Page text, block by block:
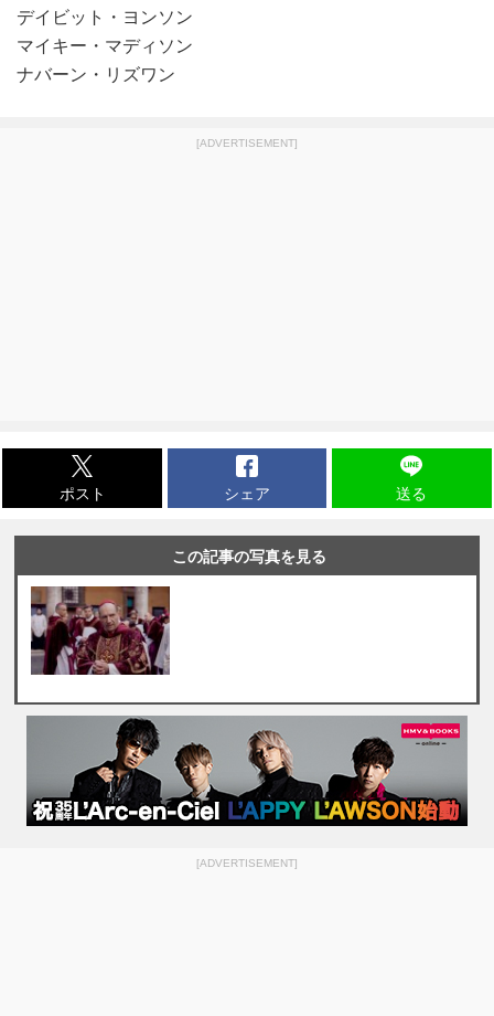
デイビット・ヨンソン
マイキー・マディソン
ナバーン・リズワン
[ADVERTISEMENT]
ポスト シェア 送る
この記事の写真を見る
[ADVERTISEMENT]